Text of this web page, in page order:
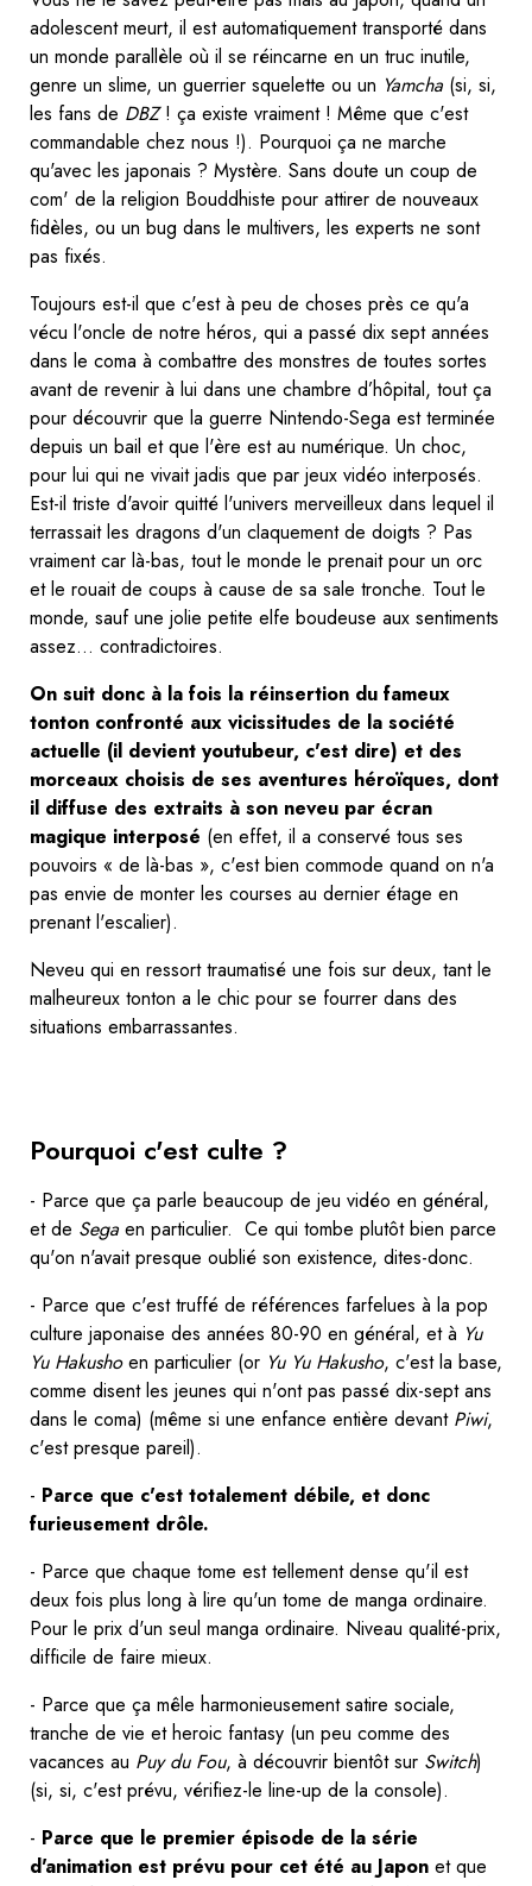
adolescent meurt, il est automatiquement transporté dans
un monde parallèle où il se réincarne en un truc inutile,
genre un slime, un guerrier squelette ou un Yamcha (si, si,
les fans de DBZ! ça existe vraiment ! Même que c'est
commandable chez nous !). Pourquoi ça ne marche
qu'avec les japonais ? Mystère. Sans doute un coup de
com' de la religion Bouddhiste pour attirer de nouveaux
fidèles, ou un bug dans le multivers, les experts ne sont
pas fixés.
Toujours est-il que c'est à peu de choses près ce qu'a
vécu l'oncle de notre héros, qui a passé dix sept années
dans le coma à combattre des monstres de toutes sortes
avant de revenir à lui dans une chambre d’hôpital, tout ça
pour découvrir que la guerre Nintendo-Sega est terminée
depuis un bail et que l'ère est au numérique. Un choc,
pour lui qui ne vivait jadis que par jeux vidéo interposés.
Est-il triste d'avoir quitté l'univers merveilleux dans lequel il
terrassait les dragons d'un claquement de doigts ? Pas
vraiment car là-bas, tout le monde le prenait pour un orc
et le rouait de coups à cause de sa sale tronche. Tout le
monde, sauf une jolie petite elfe boudeuse aux sentiments
assez... contradictoires.
On suit donc à la fois la réinsertion du fameux
tonton confronté aux vicissitudes de la société
actuelle (il devient youtubeur, c'est dire) et des
morceaux choisis de ses aventures héroïques, dont
il diffuse des extraits à son neveu par écran
magique interposé (en effet, il a conservé tous ses
pouvoirs « de là-bas », c'est bien commode quand on n'a
pas envie de monter les courses au dernier étage en
prenant l'escalier).
Neveu qui en ressort traumatisé une fois sur deux, tant le
malheureux tonton a le chic pour se fourrer dans des
situations embarrassantes.
Pourquoi c'est culte ?
- Parce que ça parle beaucoup de jeu vidéo en général,
et de Sega en particulier. Ce qui tombe plutôt bien parce
qu'on n'avait presque oublié son existence, dites-donc.
- Parce que c'est truffé de références farfelues à la pop
culture japonaise des années 80-90 en général, et à Yu
Yu Hakushoen particulier (or Yu Yu Hakusho, c'est la base,
comme disent les jeunes qui n'ont pas passé dix-sept ans
dans le coma) (même si une enfance entière devant Piwi,
c'est presque pareil).
- Parce que c'est totalement débile, et donc
furieusement drôle.
- Parce que chaque tome est tellement dense qu'il est
deux fois plus long à lire qu'un tome de manga ordinaire.
Pour le prix d'un seul manga ordinaire. Niveau qualité-prix,
difficile de faire mieux.
- Parce que ça mêle harmonieusement satire sociale,
tranche de vie et heroic fantasy (un peu comme des
vacances au Puy du Fou, à découvrir bientôt sur Switch)
(si, si, c'est prévu, vérifiez-le line-up de la console).
- Parce que le premier épisode de la série
d'animation est prévu pour cet été au Japon et que